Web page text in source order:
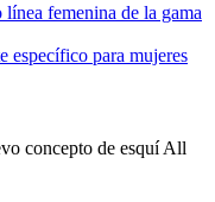
femenina de la gama
específico para mujeres